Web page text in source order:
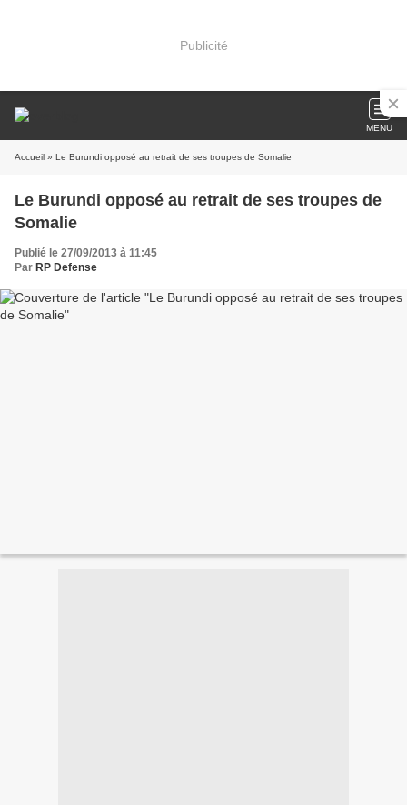
Publicité
MENU
Accueil » Le Burundi opposé au retrait de ses troupes de Somalie
Le Burundi opposé au retrait de ses troupes de
Somalie
Publié le 27/09/2013 à 11:45
Par RP Defense